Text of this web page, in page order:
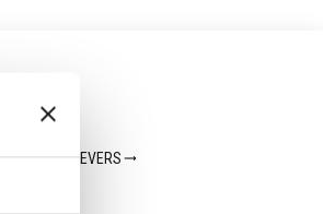
ALLE WERKGEVERS